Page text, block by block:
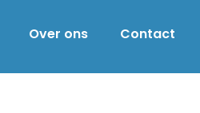
Over ons Contact